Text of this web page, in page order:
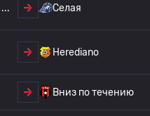
Селая
Herediano
Вниз по течению